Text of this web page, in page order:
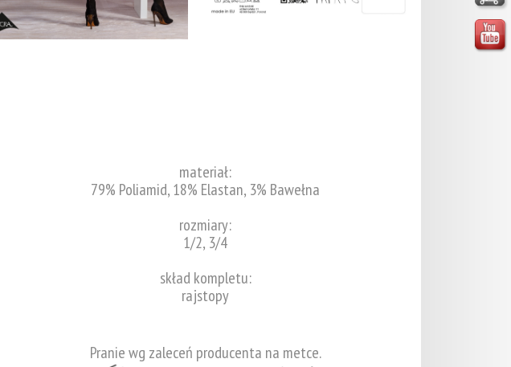
materiał:
79% Poliamid, 18% Elastan, 3% Bawełna
rozmiary:
1/2, 3/4
skład kompletu:
rajstopy
Pranie wg zaleceń producenta na metce.